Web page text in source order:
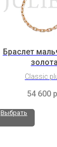
Браслет
Classic
54 600
Выбрать